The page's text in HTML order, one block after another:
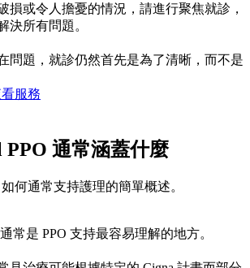
損或令人擔憂的情況，請進行聚焦就診，
決所有問題。
問題，就診仍然首先是為了清晰，而不是
服務
PPO 通常涵蓋什麼
何通常支持護理的簡單概述。
常是 PPO 支持最容易理解的地方。